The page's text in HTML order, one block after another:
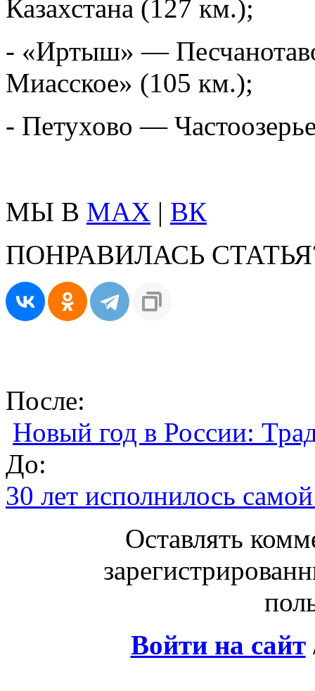
Казахстана (127 км.);
- «Иртыш» —
Миасское» (105 км.);
- Петухово —
МЫ В MAX | ВК
ПОНРАВИЛАСЬ
После:
Новый год в России:
До:
30 лет исполнилось
Оставлять
Войти на сайт